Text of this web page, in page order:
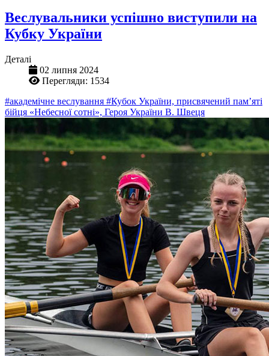
Веслувальники успішно виступили на
Кубку України
Деталі
02 липня 2024
Перегляди: 1534
#академічне веслування #Кубок України, присвячений пам’яті
бійця «Небесної сотні», Героя України В. Швеця